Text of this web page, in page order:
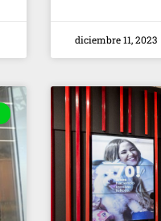
diciembre 11, 2023